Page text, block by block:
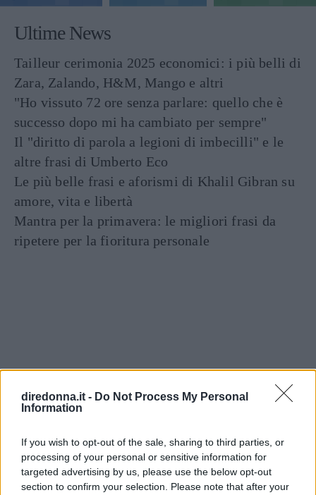
diredonna.it - Do Not Process My Personal
Information
If you wish to opt-out of the sale, sharing to third parties, or
processing of your personal or sensitive information for
targeted advertising by us, please use the below opt-out
section to confirm your selection. Please note that after your
Ultime News
Tailleur cerimonia 2025 economici: i più belli di
Zara, Zalando, H&M, Mango e altri
"Ho vissuto 72 ore senza parlare: quello che è
successo dopo mi ha cambiato per sempre"
Il "diritto di parola a legioni di imbecilli" e le
altre frasi di Umberto Eco
Le più belle frasi e aforismi di Khalil Gibran su
amore, vita e libertà
Mantra per la primavera: le migliori frasi da
ripetere per la fioritura personale
Articolia tema